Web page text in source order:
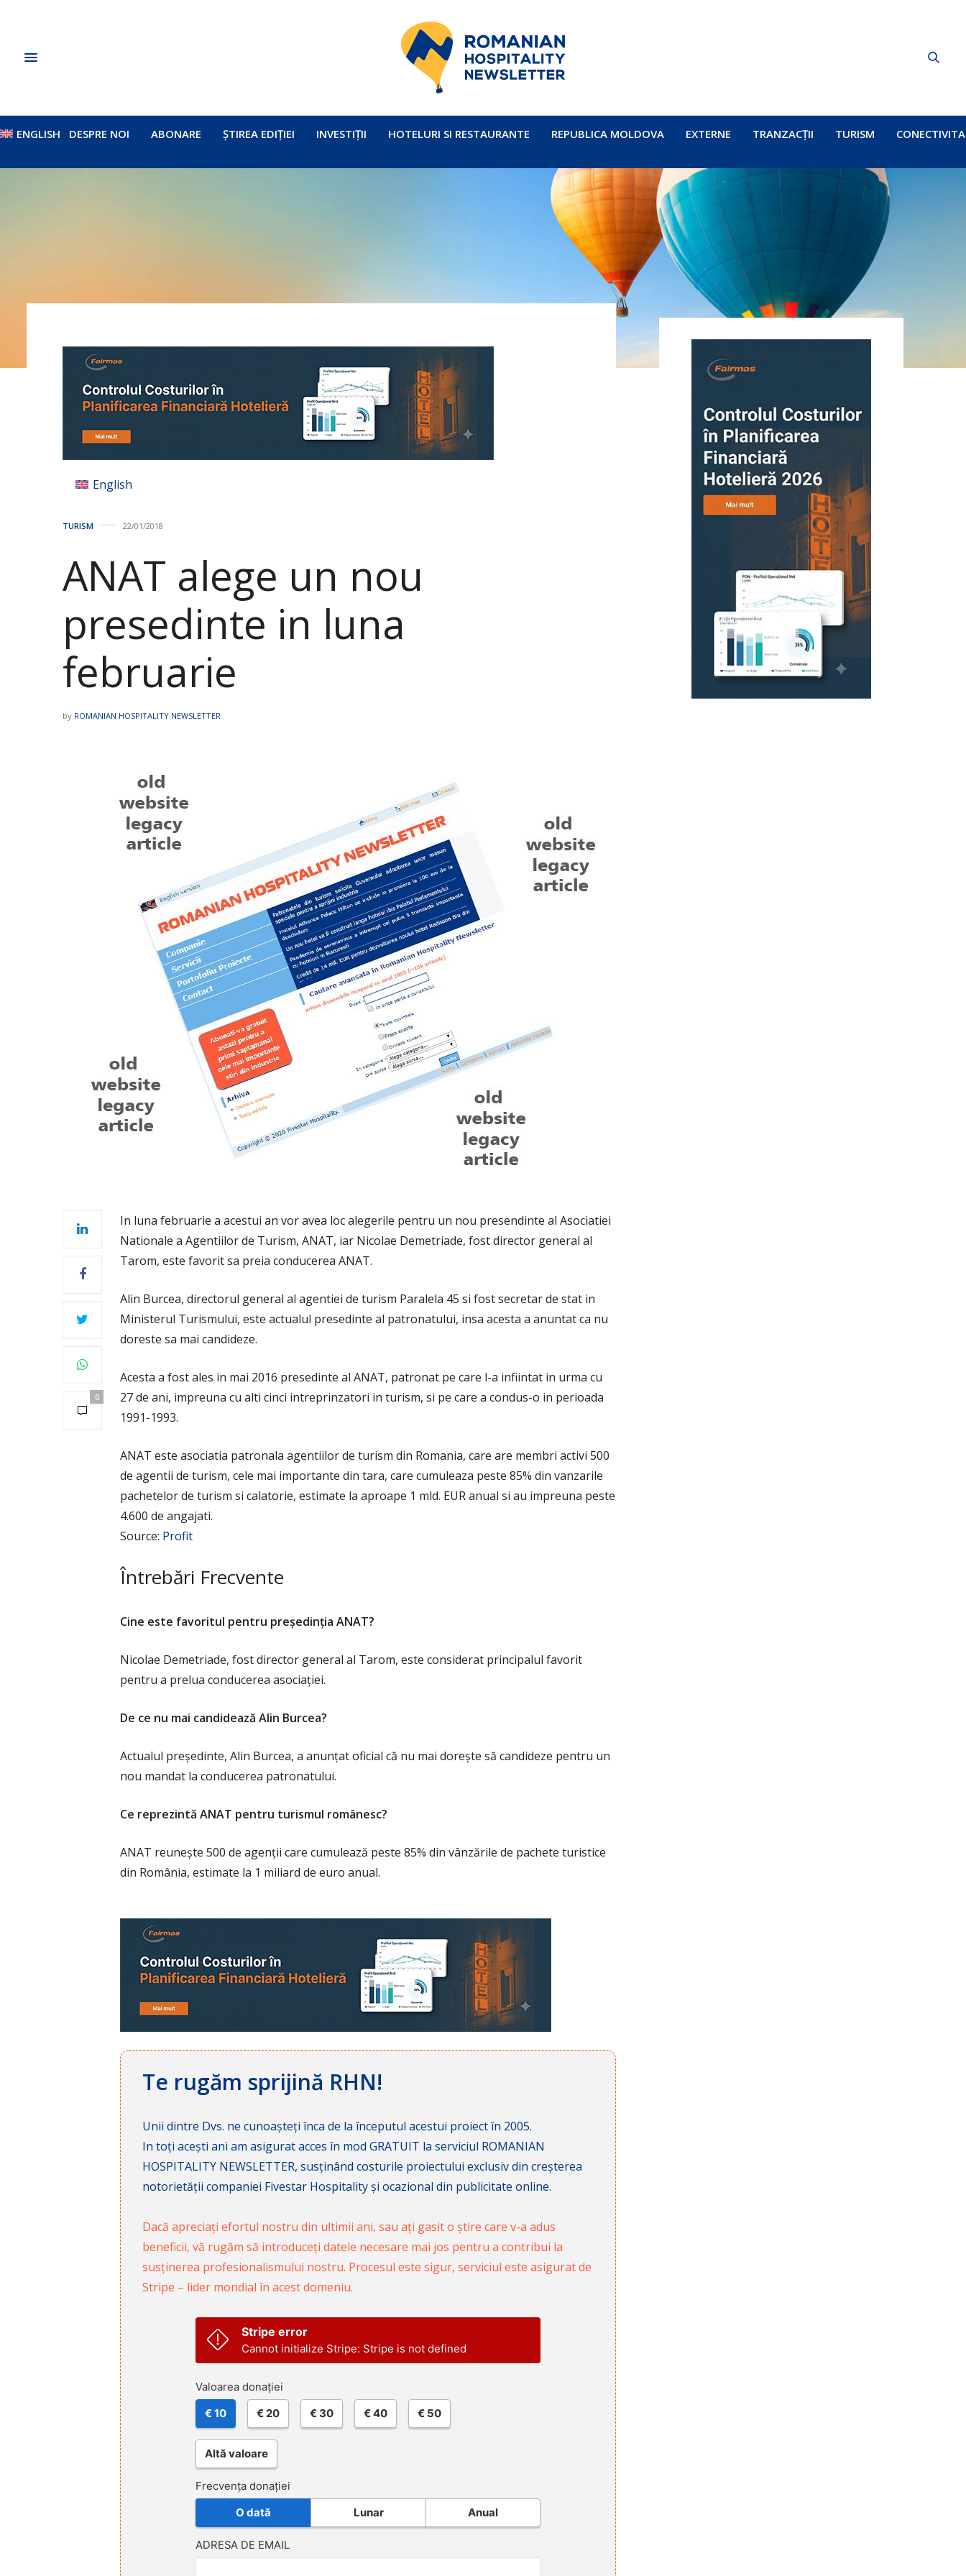
ENGLISH DESPRE NOI ABONARE ȘTIREA EDIȚIEI INVESTIȚII HOTELURI SI RESTAURANTE REPUBLICA MOLDOVA EXTERNE TRANZACȚII TURISM
English
TURISM 22/01/2018
ANAT alege un nou
presedinte in luna
februarie
by ROMANIAN HOSPITALITY NEWSLETTER
0
In luna februarie a acestui an vor avea loc alegerile pentru un nou presendinte al Asociatiei
Nationale a Agentiilor de Turism, ANAT, iar Nicolae Demetriade, fost director general al
Tarom, este favorit sa preia conducerea ANAT.
Alin Burcea, directorul general al agentiei de turism Paralela 45 si fost secretar de stat in
Ministerul Turismului, este actualul presedinte al patronatului, insa acesta a anuntat ca nu
doreste sa mai candideze.
Acesta a fost ales in mai 2016 presedinte al ANAT, patronat pe care l-a infiintat in urma cu
27 de ani, impreuna cu alti cinci intreprinzatori in turism, si pe care a condus-o in perioada
1991-1993.
ANAT este asociatia patronala agentiilor de turism din Romania, care are membri activi 500
de agentii de turism, cele mai importante din tara, care cumuleaza peste 85% din vanzarile
pachetelor de turism si calatorie, estimate la aproape 1 mld. EUR anual si au impreuna peste
4.600 de angajati.
Source: Profit
Întrebări Frecvente
Cine este favoritul pentru președinția ANAT?
Nicolae Demetriade, fost director general al Tarom, este considerat principalul favorit
pentru a prelua conducerea asociației.
De ce nu mai candidează Alin Burcea?
Actualul președinte, Alin Burcea, a anunțat oficial că nu mai dorește să candideze pentru un
nou mandat la conducerea patronatului.
Ce reprezintă ANAT pentru turismul românesc?
ANAT reunește 500 de agenții care cumulează peste 85% din vânzările de pachete turistice
din România, estimate la 1 miliard de euro anual.
Te rugăm sprijină RHN!
Unii dintre Dvs. ne cunoașteți înca de la începutul acestui proiect în 2005.
In toți acești ani am asigurat acces în mod GRATUIT la serviciul ROMANIAN
HOSPITALITY NEWSLETTER, susținând costurile proiectului exclusiv din creșterea
notorietății companiei Fivestar Hospitality și ocazional din publicitate online.
Dacă apreciați efortul nostru din ultimii ani, sau ați gasit o știre care v-a adus
beneficii, vă rugăm să introduceți datele necesare mai jos pentru a contribui la
susținerea profesionalismului nostru. Procesul este sigur, serviciul este asigurat de
Stripe – lider mondial în acest domeniu.
Stripe error
Cannot initialize Stripe: Stripe is not defined
Valoarea donației
€ 10 € 20 € 30 € 40 € 50
Altă valoare
Frecvența donației
O dată Lunar Anual
ADRESA DE EMAIL